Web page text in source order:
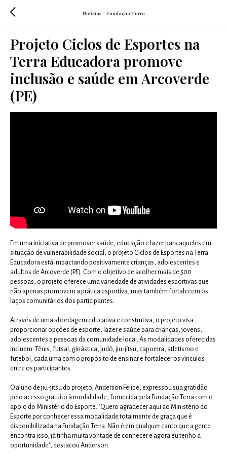
Notícias - Fundação Terra
Projeto Ciclos de Esportes na
Terra Educadora promove
inclusão e saúde em Arcoverde
(PE)
Em uma iniciativa de promover saúde, educação e lazer para aqueles em
situação de vulnerabilidade social, o projeto Ciclos de Esportes na Terra
Educadora está impactando positivamente crianças, adolescentes e
adultos de Arcoverde (PE). Com o objetivo de acolher mais de 500
pessoas, o projeto oferece uma variedade de atividades esportivas que
não apenas promovem a prática esportiva, mas também fortalecem os
laços comunitários dos participantes.
Através de uma abordagem educativa e construtiva, o projeto visa
proporcionar opções de esporte, lazer e saúde para crianças, jovens,
adolescentes e pessoas da comunidade local. As modalidades oferecidas
incluem: Tênis, futsal, ginástica, judô, jiu-jítsu, capoeira, atletismo e
futebol, cada uma com o propósito de ensinar e fortalecer os vínculos
entre os participantes.
O aluno de jiu-jitsu do projeto, Anderson Felipe, expressou sua gratidão
pelo acesso gratuito à modalidade, fornecida pela Fundação Terra com o
apoio do Ministério do Esporte. "Quero agradecer aqui ao Ministério do
Esporte por conhecer essa modalidade totalmente de graça que é
disponibilizada na Fundação Terra. Não é em qualquer canto que a gente
encontra isso, já tinha muita vontade de conhecer e agora eu tenho a
oportunidade", destacou Anderson.